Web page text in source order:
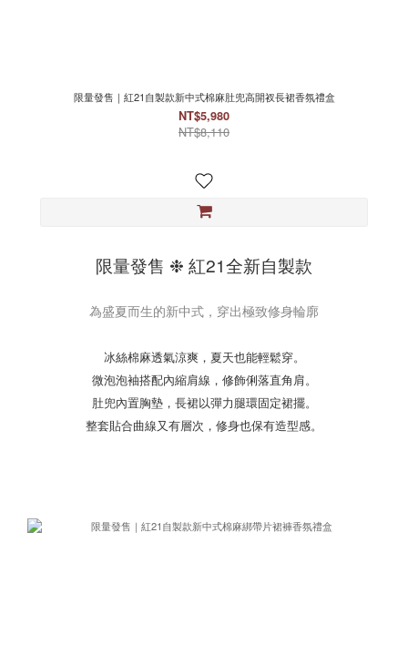
限量發售｜紅21自製款新中式棉麻肚兜高開衩長裙香氛禮盒
NT$5,980
NT$8,110
限量發售 ❉ 紅21全新自製款
為盛夏而生的新中式，穿出極致修身輪廓
冰絲棉麻透氣涼爽，夏天也能輕鬆穿。
微泡泡袖搭配內縮肩線，修飾俐落直角肩。
肚兜內置胸墊，長裙以彈力腿環固定裙擺。
整套貼合曲線又有層次，修身也保有造型感。